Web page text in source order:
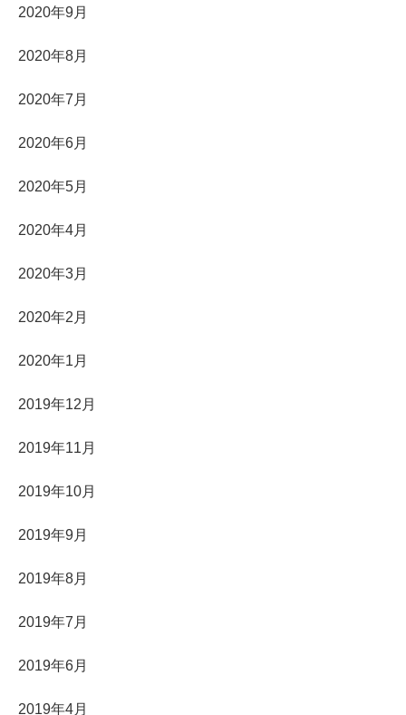
2020年9月
2020年8月
2020年7月
2020年6月
2020年5月
2020年4月
2020年3月
2020年2月
2020年1月
2019年12月
2019年11月
2019年10月
2019年9月
2019年8月
2019年7月
2019年6月
2019年4月